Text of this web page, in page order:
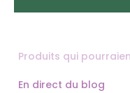
Produits qui
En direct du blog